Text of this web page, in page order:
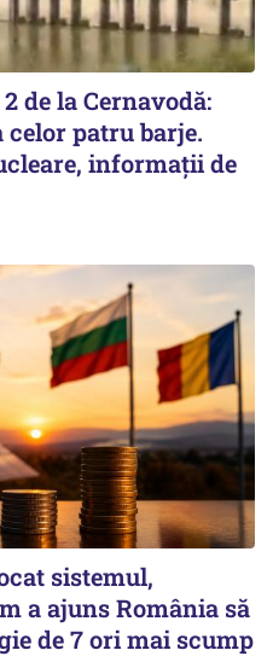
de la Cernavodă:
patru barje.
informații de
sistemul,
a ajuns România să
de 7 ori mai scump